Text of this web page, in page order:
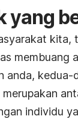
yang
kita,
membuang
anda,
individu